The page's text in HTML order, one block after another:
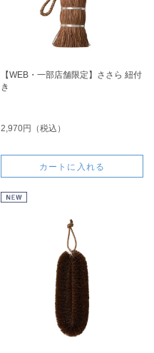
【WEB・一部店舗限定】ささら 紐付
き
2,970円（税込）
カートに入れる